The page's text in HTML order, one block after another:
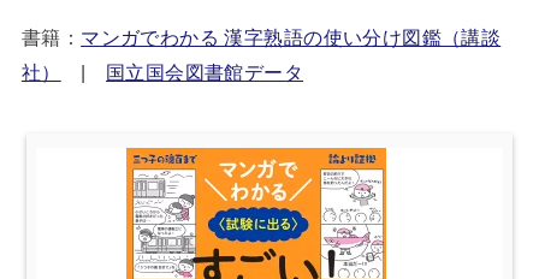
書籍： マンガでわかる 漢字熟語の使い分け図鑑（講談
社）
| 国立国会図書館データ